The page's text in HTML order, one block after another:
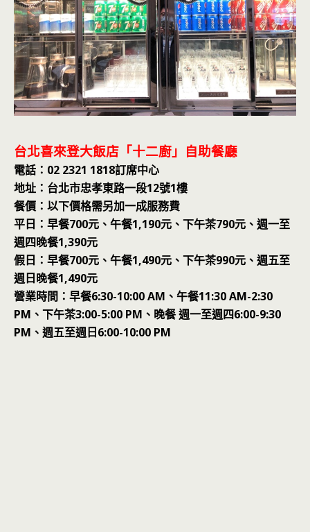
台北喜來登大飯店「十二廚」自助餐廳
電話：02 2321 1818訂席中心
地址：台北市忠孝東路一段12號1樓
餐價：以下價格需另加一成服務費
平日：早餐700元、午餐1,190元、下午茶790元、週一至
週四晚餐1,390元
假日：早餐700元、午餐1,490元、下午茶990元、週五至
週日晚餐1,490元
營業時間：早餐6:30-10:00 AM、午餐11:30 AM-2:30
PM、下午茶3:00-5:00 PM、晚餐 週一至週四6:00-9:30
PM、週五至週日6:00-10:00 PM